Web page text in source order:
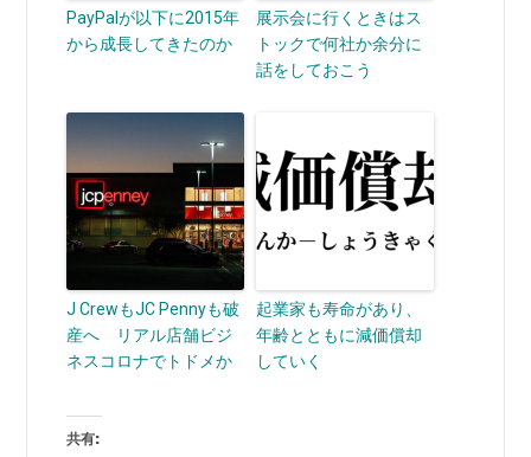
PayPalが以下に2015年
から成長してきたのか
展示会に行くときはス
トックで何社か余分に
話をしておこう
J CrewもJC Pennyも破
産へ リアル店舗ビジ
ネスコロナでトドメか
起業家も寿命があり、
年齢とともに減価償却
していく
共有: